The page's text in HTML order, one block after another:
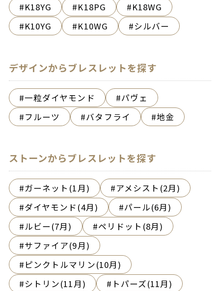
K18YG K18PG
K18WG
K10YG
K10WG シルバー
デザインからブレスレットを探す
一粒ダイヤモンド
パヴェ
フルーツ
バタフライ 地金
ストーンからブレスレットを探す
ガーネット(1月)
アメシスト(2月)
ダイヤモンド(4月)
パール(6月)
ルビー(7月)
ペリドット(8月)
サファイア(9月)
ピンクトルマリン(10月)
シトリン(11月)
トパーズ(11月)